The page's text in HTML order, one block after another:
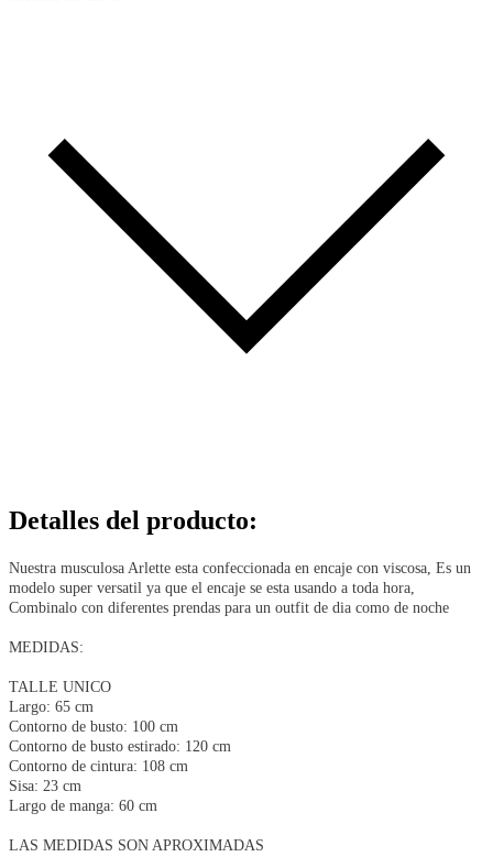
Detalles del producto:
Nuestra musculosa Arlette esta confeccionada en encaje con viscosa, Es un
modelo super versatil ya que el encaje se esta usando a toda hora,
Combinalo con diferentes prendas para un outfit de dia como de noche
MEDIDAS:
TALLE UNICO
Largo: 65 cm
Contorno de busto: 100 cm
Contorno de busto estirado: 120 cm
Contorno de cintura: 108 cm
Sisa: 23 cm
Largo de manga: 60 cm
LAS MEDIDAS SON APROXIMADAS